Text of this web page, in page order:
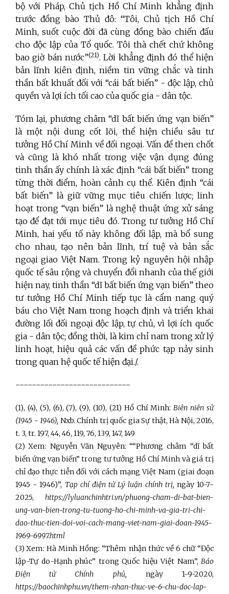
bộ với Pháp, Chủ tịch Hồ Chí Minh khẳng định
trước đồng bào Thủ đô: “Tôi, Chủ tịch Hồ Chí
Minh, suốt cuộc đời đã cùng đồng bào chiến đấu
cho độc lập của Tổ quốc. Tôi thà chết chứ không
bao giờ bán nước”(21). Lời khẳng định đó thể hiện
bản lĩnh kiên định, niềm tin vững chắc và tinh
thần bất khuất đối với “cái bất biến” - độc lập, chủ
quyền và lợi ích tối cao của quốc gia - dân tộc.
Tóm lại, phương châm “dĩ bất biến ứng vạn biến”
là một nội dung cốt lõi, thể hiện chiều sâu tư
tưởng Hồ Chí Minh về đối ngoại. Vấn đề then chốt
và cũng là khó nhất trong việc vận dụng đúng
tinh thần ấy chính là xác định “cái bất biến” trong
từng thời điểm, hoàn cảnh cụ thể. Kiên định “cái
bất biến” là giữ vững mục tiêu chiến lược; linh
hoạt trong “vạn biến” là nghệ thuật ứng xử sáng
tạo để đạt tới mục tiêu đó. Trong tư tưởng Hồ Chí
Minh, hai yếu tố này không đối lập, mà bổ sung
cho nhau, tạo nên bản lĩnh, trí tuệ và bản sắc
ngoại giao Việt Nam. Trong kỷ nguyên hội nhập
quốc tế sâu rộng và chuyển đổi nhanh của thế giới
hiện nay, tinh thần “dĩ bất biến ứng vạn biến” theo
tư tưởng Hồ Chí Minh tiếp tục là cẩm nang quý
báu cho Việt Nam trong hoạch định và triển khai
đường lối đối ngoại độc lập, tự chủ, vì lợi ích quốc
gia - dân tộc; đồng thời, là kim chỉ nam trong xử lý
linh hoạt, hiệu quả các vấn đề phức tạp nảy sinh
trong quan hệ quốc tế hiện đại./.
----------------------------
(1), (4), (5), (6), (7), (9), (10), (21) Hồ Chí Minh: Biên niên sử
(1945 - 1946), Nxb. Chính trị quốc gia Sự thật, Hà Nội, 2016,
t. 3, tr. 197, 44, 46, 119, 76, 139, 147, 149
(2) Xem: Nguyễn Văn Nguyên: ““Phương châm “dĩ bất
biến ứng vạn biến” trong tư tưởng Hồ Chí Minh và giá trị
chỉ đạo thực tiễn đối với cách mạng Việt Nam (giai đoạn
1945 - 1946)”, Tạp chí điện tử Lý luận chính trị, ngày 10-7-
2025, https://lyluanchinhtri.vn/phuong-cham-di-bat-bien-
ung-van-bien-trong-tu-tuong-ho-chi-minh-va-gia-tri-chi-
dao-thuc-tien-doi-voi-cach-mang-viet-nam-giai-doan-1945-
1969-6997.html
(3) Xem: Hà Minh Hồng: “Thêm nhận thức về 6 chữ “Độc
lập-Tự do-Hạnh phúc” trong Quốc hiệu Việt Nam”, Báo
Điện tử Chính phủ, ngày 1-9-2020,
https://baochinhphu.vn/them-nhan-thuc-ve-6-chu-doc-lap-